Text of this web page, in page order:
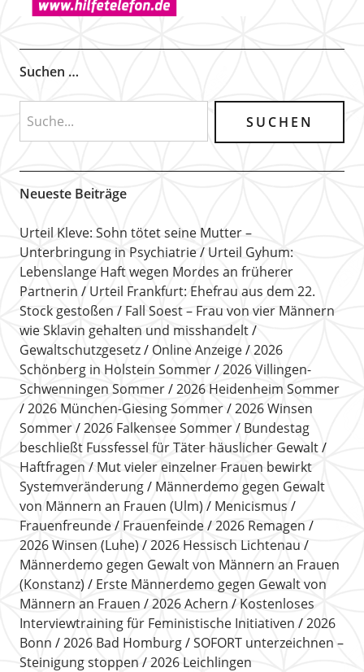
Suchen …
Neueste Beiträge
Urteil Kleve: Sohn tötet seine Mutter –
Unterbringung in Psychiatrie
Urteil Gyhum:
Lebenslange Haft wegen Mordes an früherer
Partnerin
Urteil Frankfurt: Ehefrau aus dem 22.
Stock gestoßen
Fall Soest – Frau von vier Männern
wie Sklavin gehalten und misshandelt
Gewaltschutzgesetz
Online Anzeige
2026
Schönberg in Holstein Sommer
2026 Villingen-
Schwenningen Sommer
2026 Heidenheim Sommer
2026 München-Giesing Sommer
2026 Winsen
Sommer
2026 Falkensee Sommer
Bundestag
beschließt Fussfessel für Täter häuslicher Gewalt
Haftfragen
Mut vieler einzelner Frauen bewirkt
Systemveränderung
Männerdemo gegen Gewalt
von Männern an Frauen (Ulm)
Menicismus
Frauenfreunde
Frauenfeinde
2026 Remagen
2026 Winsen (Luhe)
2026 Hessisch Lichtenau
Männerdemo gegen Gewalt von Männern an Frauen
(Konstanz)
Erste Männerdemo gegen Gewalt von
Männern an Frauen
2026 Achern
Kostenloses
Interviewtraining für Feministische Initiativen
2026
Bonn
2026 Bad Homburg
SOFORT unterzeichnen –
Steinigung stoppen
2026 Leichlingen